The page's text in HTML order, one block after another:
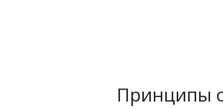
Принципы